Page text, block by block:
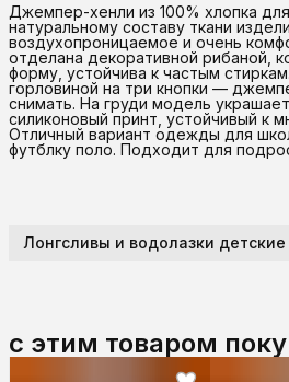
Джемпер-хенли из 100% хлопка
натуральному составу ткани
воздухопроницаемое и очень
отделана декоративной рибаной,
форму, устойчива к частым
горловиной на три кнопки —
снимать. На груди модель
силиконовый принт, устойчивый к
Отличный вариант одежды для
футблку поло. Подходит для
Лонгсливы и водолазки детские
с этим товаром